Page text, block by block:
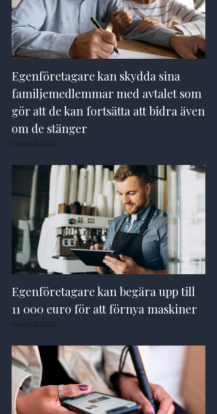
Egenföretagare kan skydda sina
familjemedlemmar med avtalet som
gör att de kan fortsätta att bidra även
om de stänger
9 augusti 2026
Egenföretagare kan begära upp till
11 000 euro för att förnya maskiner
9 augusti 2026